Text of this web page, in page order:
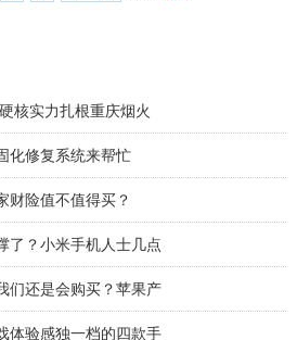
核实力扎根重庆烟火
化修复系统来帮忙
财险值不值得买？
了？小米手机人士几点
们还是会购买？苹果产
体验感独一档的四款手